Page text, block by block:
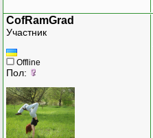
CofRamGrad
Участник
Offline
Пол: